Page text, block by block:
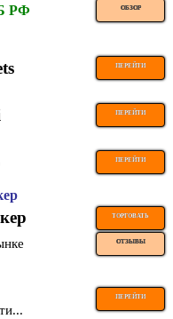
РФ ОБЗОР
ПЕРЕЙТИ
ПЕРЕЙТИ
ПЕРЕЙТИ
ТОРГОВАТЬ
ОТЗЫВЫ
ПЕРЕЙТИ